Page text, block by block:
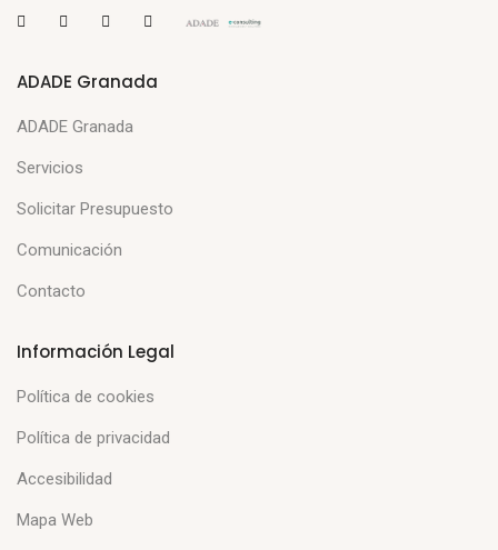
ADADE Granada
ADADE Granada
Servicios
Solicitar Presupuesto
Comunicación
Contacto
Información Legal
Política de cookies
Política de privacidad
Accesibilidad
Mapa Web